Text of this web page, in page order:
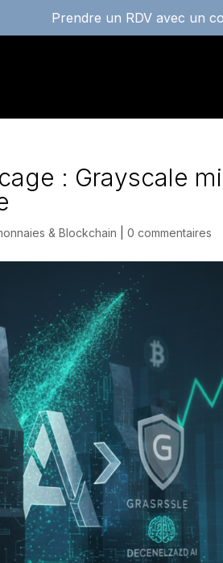
Prendre un RDV avec un
: Grayscale
& Blockchain |0 commentaires